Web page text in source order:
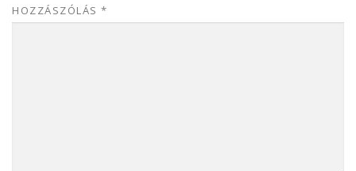
HOZZÁSZÓLÁS *